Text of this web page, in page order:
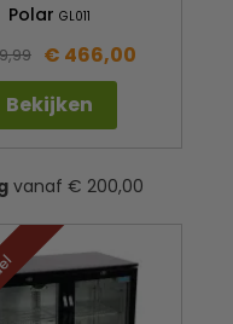
Polar GL011
€ 466,00
Bekijken
vanaf € 200,00